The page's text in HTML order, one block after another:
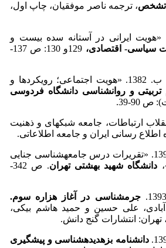
تشخص، ترجمه ناصر موفقیان، چاپ اول،
پ. 1377. «هویت ایرانی در آستانه سده بیست و
سیاسی- اقتصادی،
129و 130: ص 137-
محسنی، م. و دوران، ب. 1382. «هویت اجتماعی؛ رویکردها و
تربیتی و روانشناسی دانشگاه فردوسی
90-39.
م. 1383. «انقلاب ارتباطات، جامعه شبکه­ای و ذهنیت
اطلاع رسانی ایران و جامعه اطلاعاتی.
نجفی ابرندآبادی، ع. 1391. «تقریرات درس جامعه­شناسی جنایی
دانشگاه شهید بهشتی تهران
. ص 342-
جرم­شناسی در آغاز هزاره سوم.
علی حسین و حمید هاشم بیکی،
انتشارات گنج دانش.
دانشنامه بزه­دیده­شناسی و پیشگیری